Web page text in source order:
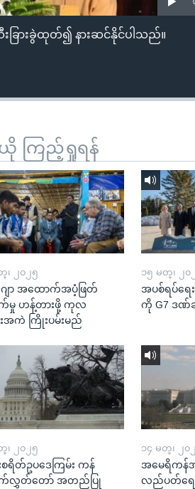
ခြားခွဲထုတ်၍ နားဆင်နိုင်ပါသည်။
ကြည့်ရှုရန်
၊ ၂၀၂၅
ျာ အထောက်အပံ့ဖြတ်
မှု ဟန့်တားဖို့ ကုလ
အကဲ ကြိုးပမ်းမည်
၁၅ မတ္၊ ၂၀
အပစ်ရပ်ရေ
ကို G7 ဒ
၊ ၂၀၂၅
ရိတ်ဥပဒေကြမ်း ကန်
လွှတ်တော် အတည်ပြု
၁၄ မတ္၊ ၂၀
အမေရိက
လည်ပတ်ရ